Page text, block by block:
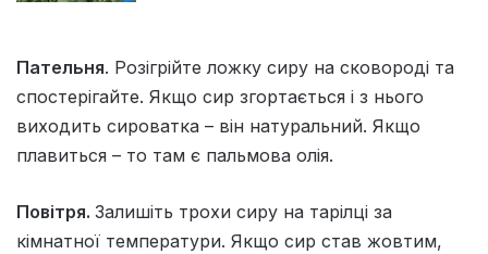
Пательня. Розігрійте ложку сиру на сковороді та
спостерігайте. Якщо сир згортається і з нього
виходить сироватка – він натуральний. Якщо
плавиться – то там є пальмова олія.
Повітря. Залишіть трохи сиру на тарілці за
кімнатної температури. Якщо сир став жовтим,